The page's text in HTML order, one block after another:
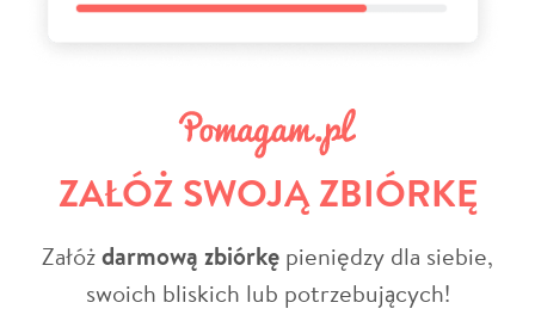
ZAŁÓŻ SWOJĄ ZBIÓRKĘ
Załóżdarmową zbiórkę pieniędzy dla siebie,
swoich bliskich lub potrzebujących!